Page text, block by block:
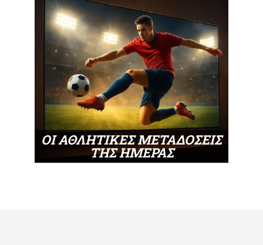
ΟΙ ΑΘΛΗΤΙΚΕΣ ΜΕΤΑΔΟΣΕΙΣ
ΤΗΣ ΗΜΕΡΑΣ